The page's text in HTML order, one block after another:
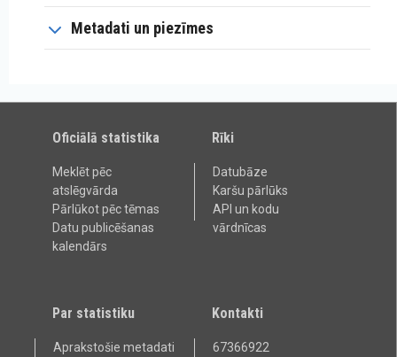
Metadati un piezīmes
Oficiālā statistika
Meklēt pēc
atslēgvārda
Pārlūkot pēc tēmas
Datu publicēšanas
kalendārs
Rīki
Datubāze
Karšu pārlūks
API un kodu
vārdnīcas
Par statistiku
Aprakstošie metadati
Kontakti
67366922